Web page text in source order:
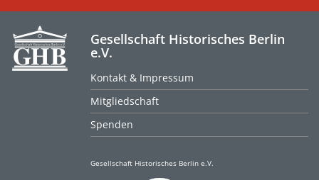
Gesellschaft Historisches Berlin
e.V.
Kontakt & Impressum
Mitgliedschaft
Spenden
Gesellschaft Historisches Berlin e.V.